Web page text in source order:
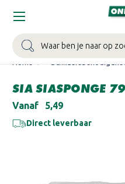
Zoeken
WIN EEN BALLONVAART:Bij
Home
SIA SIASPONGE
Vanaf €5,49
Direct leverbaar